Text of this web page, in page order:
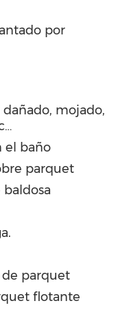
por
mojado,
el baño
parquet
parquet
flotante